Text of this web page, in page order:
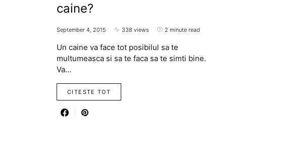
caine?
September 4, 2015 338 views 2 minute read
Un caine va face tot posibilul sa te
multumeasca si sa te faca sa te simti bine.
Va…
CITESTE TOT